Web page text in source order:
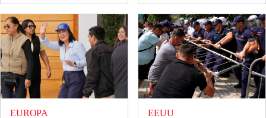
EUROPA EEUU